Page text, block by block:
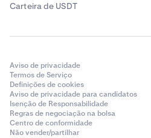
Carteira de USDT
Aviso de privacidade
Termos de Serviço
Definições de cookies
Aviso de privacidade para candidatos
Isenção de Responsabilidade
Regras de negociação na bolsa
Centro de conformidade
Não vender/partilhar